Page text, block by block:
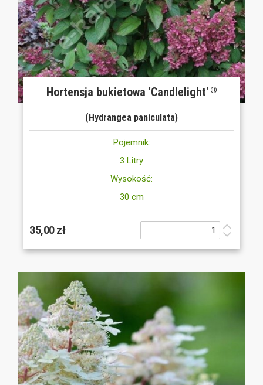
Hortensja bukietowa 'Candlelight' ®
(Hydrangea paniculata)
Pojemnik:
3 Litry
Wysokość:
30 cm
35,00 zł